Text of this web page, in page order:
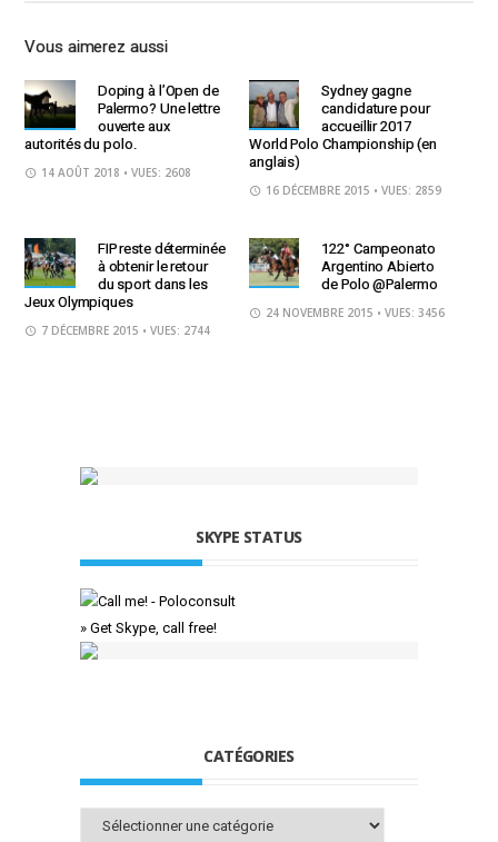
Vous aimerez aussi
Doping à l’Open de
Palermo? Une lettre
ouverte aux
autorités du polo.
14 AOÛT 2018 • VUES: 2608
Sydney gagne
candidature pour
accueillir 2017
World Polo Championship (en
anglais)
16 DÉCEMBRE 2015 • VUES: 2859
FIP reste déterminée
à obtenir le retour
du sport dans les
Jeux Olympiques
7 DÉCEMBRE 2015 • VUES: 2744
122° Campeonato
Argentino Abierto
de Polo @Palermo
24 NOVEMBRE 2015 • VUES: 3456
SKYPE STATUS
» Get Skype, call free!
CATÉGORIES
Catégories